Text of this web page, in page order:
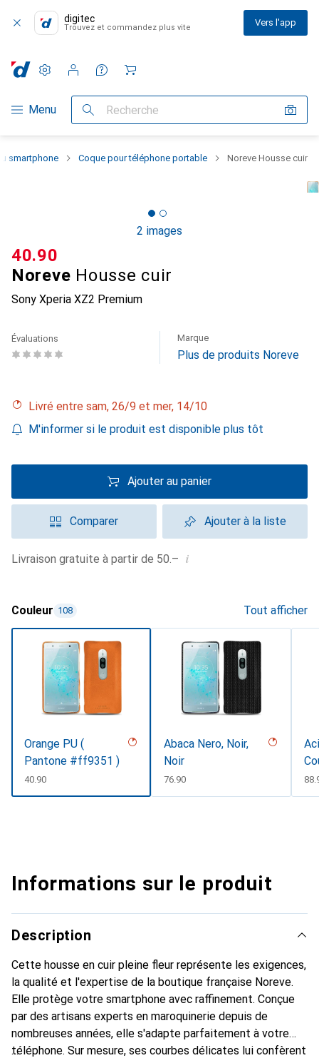
digitec
Trouvez et commandez plus vite Vers l'app
Navigation par catégorie
Menu Recherche
Paramètres
Compte client
Listes de comparaison
Listes d'envies
Panier
smartphone Coque pour téléphone portable Noreve Housse cuir
2 images
Noreve Housse cuir
Sony Xperia XZ2 Premium
CHF
40.90
Évaluations Marque
Plus de produits Noreve
Livré entre sam, 26/9 et mer, 14/10
M'informer si le produit est disponible plus tôt
Ajouter au panier
Comparer Ajouter à la liste
Livraison gratuite à partir de 50.– i
Couleur 108 Tout afficher
Orange PU (
Pantone #ff9351 )
CHF
40.90
Abaca Nero, Noir,
Noir
CHF
76.90
Informations sur le produit
Description
Cette housse en cuir pleine fleur représente les exigences,
la qualité et l'expertise de la boutique française Noreve.
Elle protège votre smartphone avec raffinement. Conçue
par des artisans experts en maroquinerie depuis de
nombreuses années, elle s'adapte parfaitement à votre
téléphone. Sur mesure, ses courbes délicates lui confèrent